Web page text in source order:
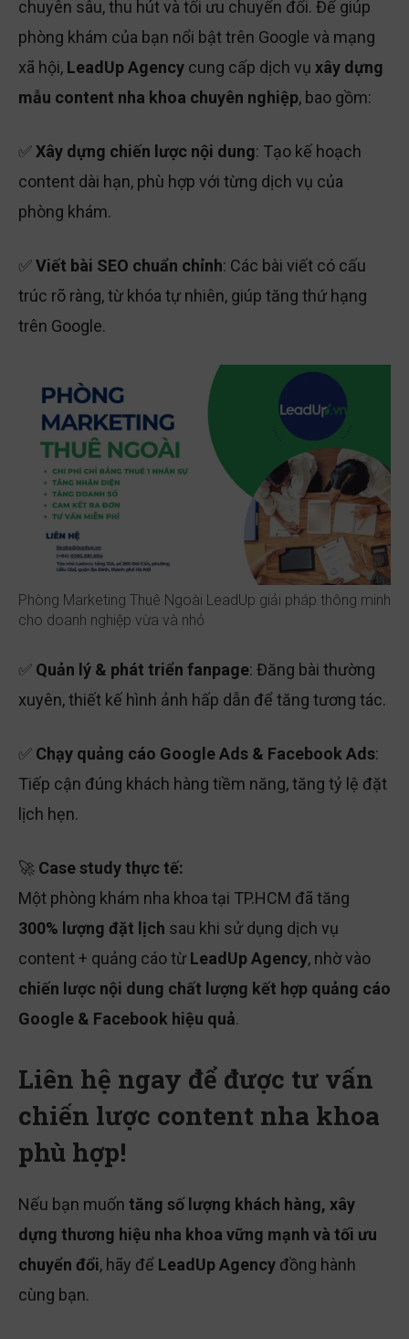
chuyên sâu, thu hút và tối ưu chuyển đổi. Để giúp
phòng khám của bạn nổi bật trên Google và mạng
xã hội, LeadUp Agency cung cấp dịch vụ xây dựng
mẫu content nha khoa chuyên nghiệp, bao gồm:
✅Xây dựng chiến lược nội dung: Tạo kế hoạch
content dài hạn, phù hợp với từng dịch vụ của
phòng khám.
✅Viết bài SEO chuẩn chỉnh: Các bài viết có cấu
trúc rõ ràng, từ khóa tự nhiên, giúp tăng thứ hạng
trên Google.
Phòng Marketing Thuê Ngoài LeadUp giải pháp thông minh
cho doanh nghiệp vừa và nhỏ
✅ Quản lý & phát triển fanpage: Đăng bài thường
xuyên, thiết kế hình ảnh hấp dẫn để tăng tương tác.
✅ Chạy quảng cáo Google Ads & Facebook Ads:
Tiếp cận đúng khách hàng tiềm năng, tăng tỷ lệ đặt
lịch hẹn.
🚀 Case study thực tế:
Một phòng khám nha khoa tại TP.HCM đã tăng
300% lượng đặt lịch sau khi sử dụng dịch vụ
content + quảng cáo từ LeadUp Agency, nhờ vào
chiến lược nội dung chất lượng kết hợp quảng cáo
Google & Facebook hiệu quả.
Liên hệ ngay để được tư vấn
chiến lược content nha khoa
phù hợp!
Nếu bạn muốn tăng số lượng khách hàng, xây
dựng thương hiệu nha khoa vững mạnh và tối ưu
chuyển đổi, hãy để LeadUp Agency đồng hành
cùng bạn.